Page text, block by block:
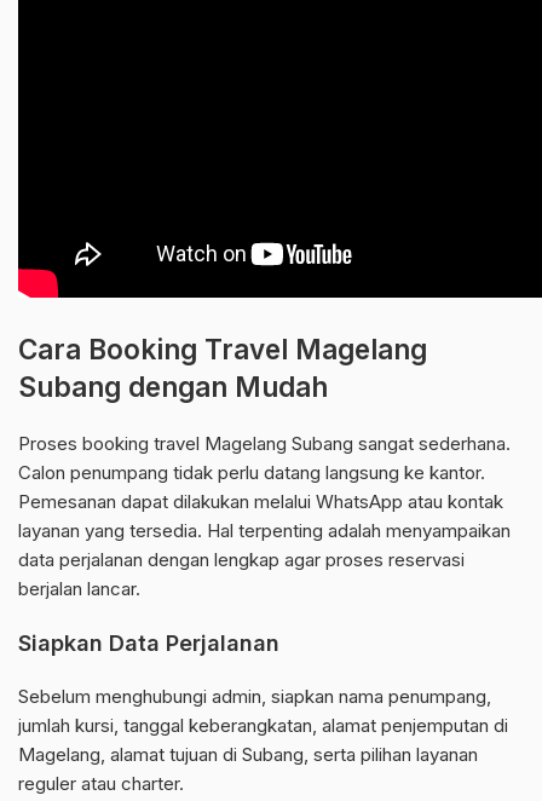
Cara Booking Travel Magelang
Subang dengan Mudah
Proses booking travel Magelang Subang sangat sederhana.
Calon penumpang tidak perlu datang langsung ke kantor.
Pemesanan dapat dilakukan melalui WhatsApp atau kontak
layanan yang tersedia. Hal terpenting adalah menyampaikan
data perjalanan dengan lengkap agar proses reservasi
berjalan lancar.
Siapkan Data Perjalanan
Sebelum menghubungi admin, siapkan nama penumpang,
jumlah kursi, tanggal keberangkatan, alamat penjemputan di
Magelang, alamat tujuan di Subang, serta pilihan layanan
reguler atau charter.